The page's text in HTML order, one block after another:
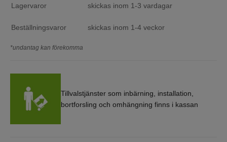
Lagervaror skickas inom 1-3 vardagar
Beställningsvaror skickas inom 1-4 veckor
*undantag kan förekomma
Tillvalstjänster som inbärning, installation,
bortforsling och omhängning finns i kassan